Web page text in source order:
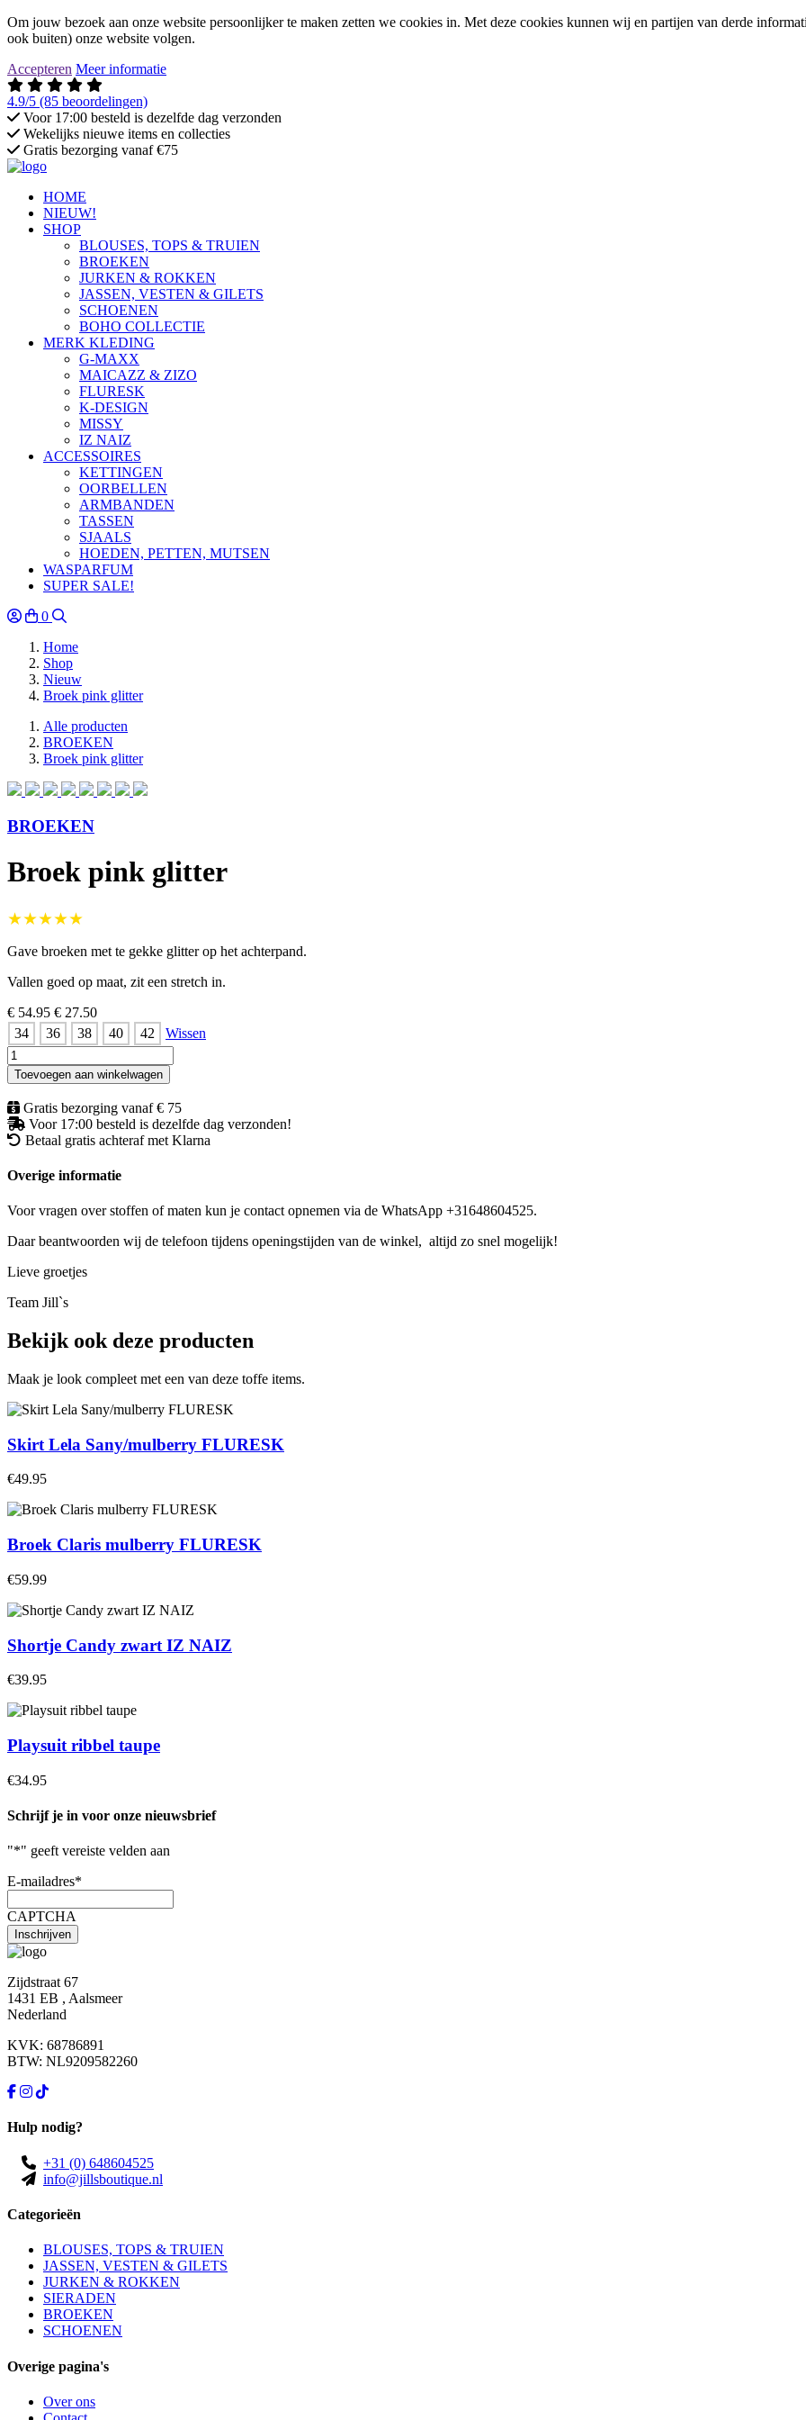
Om jouw bezoek aan onze website persoonlijker te maken zetten we cookies in. Met deze cookies kunnen wij en partijen van derde
ook buiten) onze website volgen.
Accepteren Meer informatie
4.9/5 (85 beoordelingen)
Voor 17:00 besteld is dezelfde dag verzonden
Wekelijks nieuwe items en collecties
Gratis bezorging vanaf €75
HOME
NIEUW!
SHOP
BLOUSES, TOPS & TRUIEN
BROEKEN
JURKEN & ROKKEN
JASSEN, VESTEN & GILETS
SCHOENEN
BOHO COLLECTIE
MERK KLEDING
G-MAXX
MAICAZZ & ZIZO
FLURESK
K-DESIGN
MISSY
IZ NAIZ
ACCESSOIRES
KETTINGEN
OORBELLEN
ARMBANDEN
TASSEN
SJAALS
HOEDEN, PETTEN, MUTSEN
WASPARFUM
SUPER SALE!
0
Home
Shop
Nieuw
Broek pink glitter
Alle producten
BROEKEN
Broek pink glitter
BROEKEN
Broek pink glitter
★★★★★
Gave broeken met te gekke glitter op het achterpand.
Vallen goed op maat, zit een stretch in.
€ 54.95 € 27.50
34
36 38 40 42
Wissen
Broek
pink
glitter
aantal
Toevoegen aan winkelwagen
Gratis bezorging vanaf € 75
Voor 17:00 besteld is dezelfde dag verzonden!
Betaal gratis achteraf met Klarna
Overige informatie
Voor vragen over stoffen of maten kun je contact opnemen via de WhatsApp +31648604525.
Daar beantwoorden wij de telefoon tijdens openingstijden van de winkel, altijd zo snel mogelijk!
Lieve groetjes
Team Jill`s
Bekijk ook deze producten
Maak je look compleet met een van deze toffe items.
Skirt Lela Sany/mulberry FLURESK
€49.95
Broek Claris mulberry FLURESK
€59.99
Shortje Candy zwart IZ NAIZ
€39.95
Playsuit ribbel taupe
€34.95
Schrijf je in voor onze nieuwsbrief
"*" geeft vereiste velden aan
E-mailadres*
CAPTCHA
Zijdstraat 67
1431 EB , Aalsmeer
Nederland
KVK: 68786891
BTW: NL9209582260
Hulp nodig?
+31 (0) 648604525
info@jillsboutique.nl
Categorieën
BLOUSES, TOPS & TRUIEN
JASSEN, VESTEN & GILETS
JURKEN & ROKKEN
SIERADEN
BROEKEN
SCHOENEN
Overige pagina's
Over ons